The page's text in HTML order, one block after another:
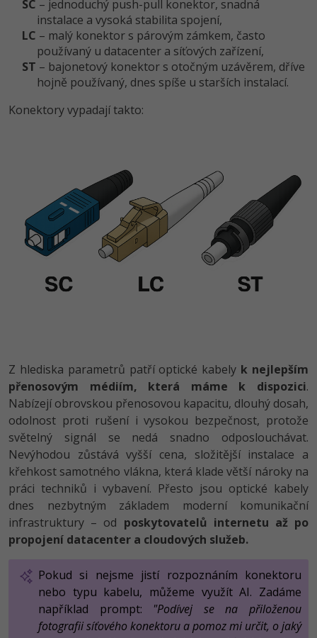
SC – jednoduchý push-pull konektor, snadná
instalace a vysoká stabilita spojení,
LC – malý konektor s párovým zámkem, často
používaný u datacenter a síťových zařízení,
ST – bajonetový konektor s otočným uzávěrem, dříve
hojně používaný, dnes spíše u starších instalací.
Konektory vypadají takto:
Z hlediska parametrů patří optické kabely k nejlepším
přenosovým médiím, která máme k dispozici.
Nabízejí obrovskou přenosovou kapacitu, dlouhý dosah,
odolnost proti rušení i vysokou bezpečnost, protože
světelný signál se nedá snadno odposlouchávat.
Nevýhodou zůstává vyšší cena, složitější instalace a
křehkost samotného vlákna, která klade větší nároky na
práci techniků i vybavení. Přesto jsou optické kabely
dnes nezbytným základem moderní komunikační
infrastruktury – od poskytovatelů internetu až po
propojení datacenter a cloudových služeb.
Pokud si nejsme jistí rozpoznáním konektoru
nebo typu kabelu, můžeme využít AI. Zadáme
například prompt: "Podívej se na přiloženou
fotografii síťového konektoru a pomoz mi určit, o jaký